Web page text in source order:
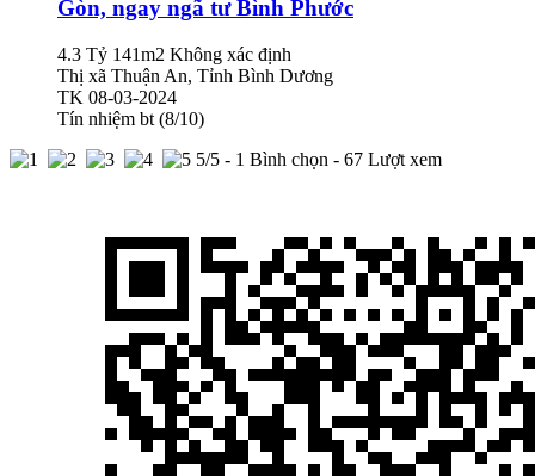
Gòn, ngay ngã tư Bình Phước
4.3 Tỷ 141m2 Không xác định
Thị xã Thuận An, Tỉnh Bình Dương
TK 08-03-2024
Tín nhiệm bt (8/10)
5/5 - 1 Bình chọn - 67 Lượt xem